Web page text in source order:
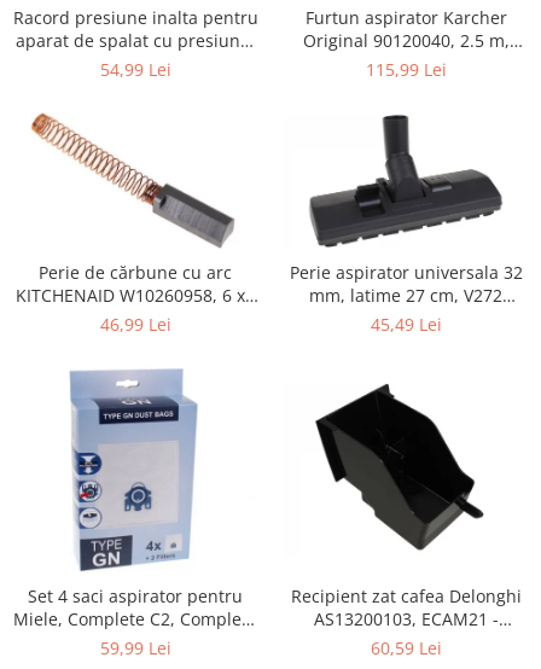
Servere, Componente & UPS
Telecomenzi garaj
Accesorii antrenament
Accesorii Fitness
Accesorii sportive
Ciclism
Sporturi acvatice
TV, Audio & Foto
Aparate Foto & Accesorii
Audio HI-FI & Profesionale
Camere video si sport
Drone si Accesorii
Home Cinema & Audio
Playere, Boxe & Casti
Telescoape & Optica
Televizoare & accesorii
Racord presiune inalta pentru
aparat de spalat cu presiune,
KARCHER 9.013-355.0, K4/K5
54,99 Lei
Furtun aspirator Karcher
Original 90120040, 2.5 m,
negru
115,99 Lei
Perie de cărbune cu arc
KITCHENAID W10260958, 6 x6
x 19 mm, pentru 5KSM15
46,99 Lei
Perie aspirator universala 32
mm, latime 27 cm, V272
ECONOMY
45,49 Lei
Set 4 saci aspirator pentru
Miele, Complete C2, Complete
C3, Classic C1, S8, S5, S2,
59,99 Lei
Recipient zat cafea Delonghi
AS13200103, ECAM21 -
ECAM25
60,59 Lei